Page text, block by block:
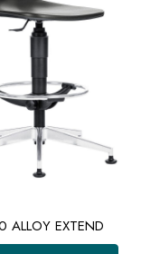
ALLOY EXTEND